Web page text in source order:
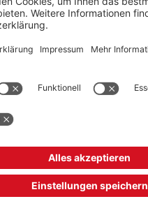
/ 11 55
/ 11 57
vergleichbare Institutionen.
* Alle Preise verstehen sich zzgl.